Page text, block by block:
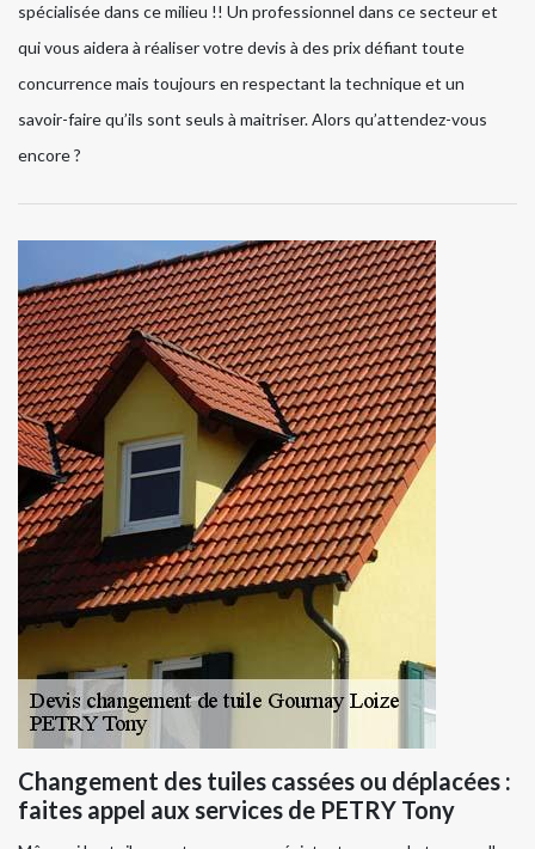
spécialisée dans ce milieu !! Un professionnel dans ce secteur et
qui vous aidera à réaliser votre devis à des prix défiant toute
concurrence mais toujours en respectant la technique et un
savoir-faire qu’ils sont seuls à maitriser. Alors qu’attendez-vous
encore ?
Changement des tuiles cassées ou déplacées :
faites appel aux services de PETRY Tony